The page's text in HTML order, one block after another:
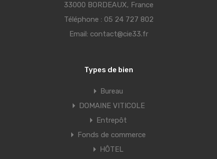
33000 BORDEAUX, France
Téléphone : 05 24 727 802
Email: contact@cie33.fr
Types de bien
Bureau
DOMAINE VITICOLE
Entrepôt
Fonds de commerce
HÔTEL